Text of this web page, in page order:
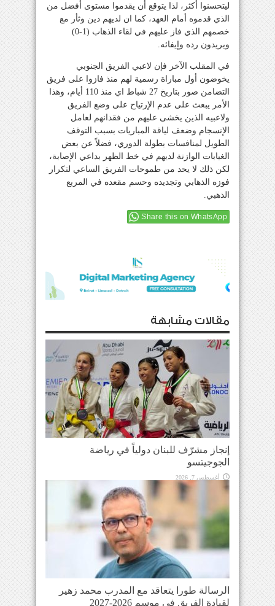
ليتحسنوا أكثر، لذا يتوقع أن يقدموا مستوى أفضل من
الذي قدموه أمام العهد، كما ان لديهم دين وثأر مع
خصمهم الذي فاز عليهم في لقاء الذهاب (1-0)
ويريدون رده وإيفائه.
في المقلب الآخر فإن لاعبي الفريق الجنوبي
يخوضون أول مباراة رسمية لهم منذ فازوا على فريق
التضامن صور بتاريخ 27 شباط اي منذ 110 أيام، وهذا
الأمر يبعث على عدم الإرتياح على وضع الفريق
ولاعبيه الذين يخشى عليهم من فقدانهم لعامل
الإنسجام وضعف لياقة المباريات بسبب التوقف
الطويل لمنافسات بطولة الدوري، فضلاً عن بعض
الغيابات الوازنة لديهم في خط الظهر بداعي الإصابة،
لكن ذلك لا يحد من طموحات الفريق الساعي لتكرار
فوزه الذهابي وتجديده وحسم مقعده في المربع
الذهبي.
Share this on WhatsApp
مقالات مشابهة
إنجاز مشرّف للبنان دولياً في رياضة
الجوجيتسو
أغسطس 7, 2026
الرسالة طورا يتعاقد مع المدرب محمد زهير
لقيادة الفريق في موسم 2026-2027